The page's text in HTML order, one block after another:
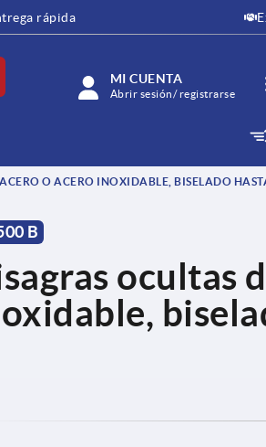
rápida
MI CUENTA
Abrir sesión/ registrarse
O ACERO INOXIDABLE, BISELADO
B
ocultas